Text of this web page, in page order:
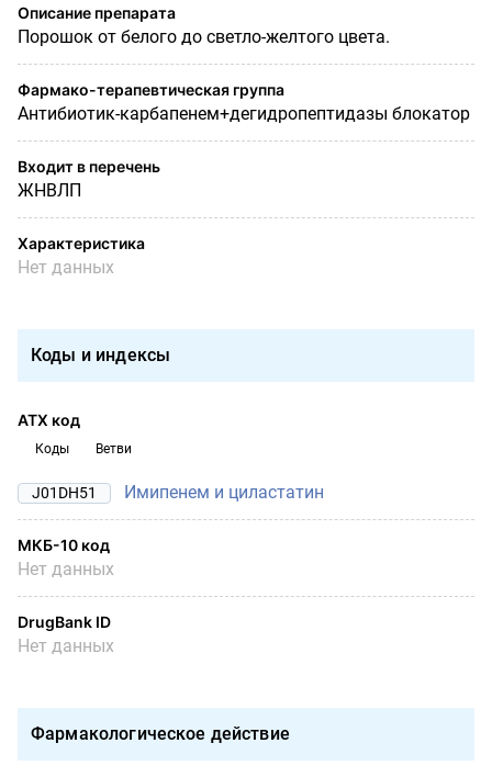
Описание препарата
Порошок от белого до светло-желтого цвета.
Фармако-терапевтическая группа
Антибиотик-карбапенем+дегидропептидазы блокатор
Входит в перечень
ЖНВЛП
Характеристика
Нет данных
Коды и индексы
АТХ код
Коды Ветви
J01DH51 Имипенем и циластатин
МКБ-10 код
Нет данных
DrugBank ID
Нет данных
Фармакологическое действие